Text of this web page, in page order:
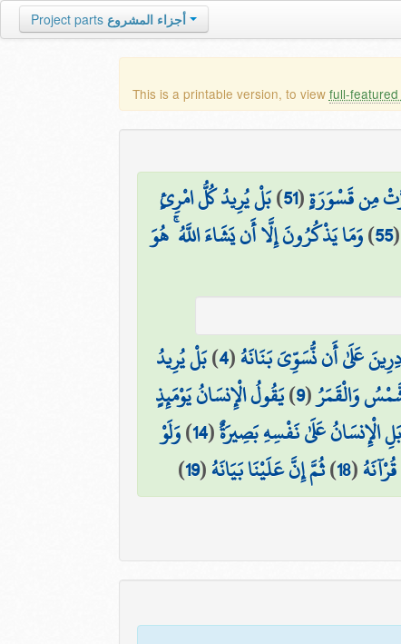
Project parts أجزاء المشروع
This is a printable version, to view full-
مِن قَسْوَرَةٍ(
51
)بَلْ يُرِيدُ كُلُّ امْرِئٍ
55
)وَمَا يَذْكُرُونَ إِلَّا أَن يَشَاءَ اللَّهُ ۚ هُوَ
عَلَىٰ أَن نُّسَوِّيَ بَنَانَهُ(
4
)بَلْ يُرِيدُ
وَالْقَمَرُ(
9
)يَقُولُ الْإِنسَانُ يَوْمَئِذٍ
بَلِ الْإِنسَانُ عَلَىٰ نَفْسِهِ بَصِيرَةٌ(
14
)وَلَوْ
(
18
)ثُمَّ إِنَّ عَلَيْنَا بَيَانَهُ(
19
)